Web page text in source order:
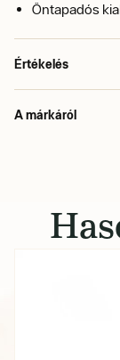
Öntapadós
Értékelés
A márkáról